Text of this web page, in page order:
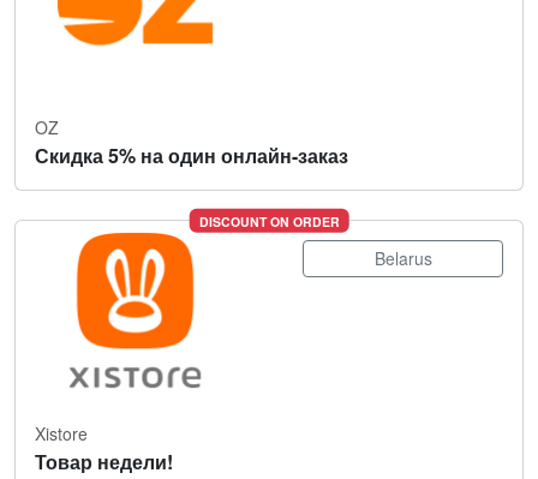
OZ
Скидка 5% на один онлайн-заказ
DISCOUNT ON ORDER
Belarus
Xistore
Товар недели!